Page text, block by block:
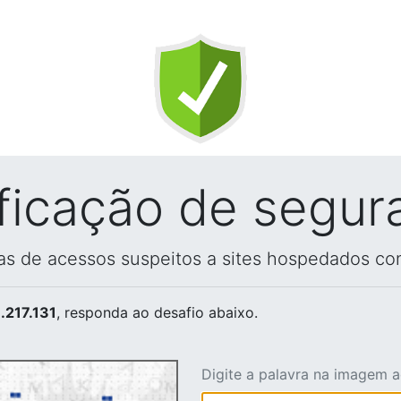
de
de acessos suspeitos a sites hospedados
, responda ao desafio abaixo.
Digite a palavra na imagem